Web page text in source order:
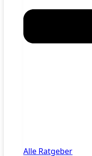
Alle Ratgeber